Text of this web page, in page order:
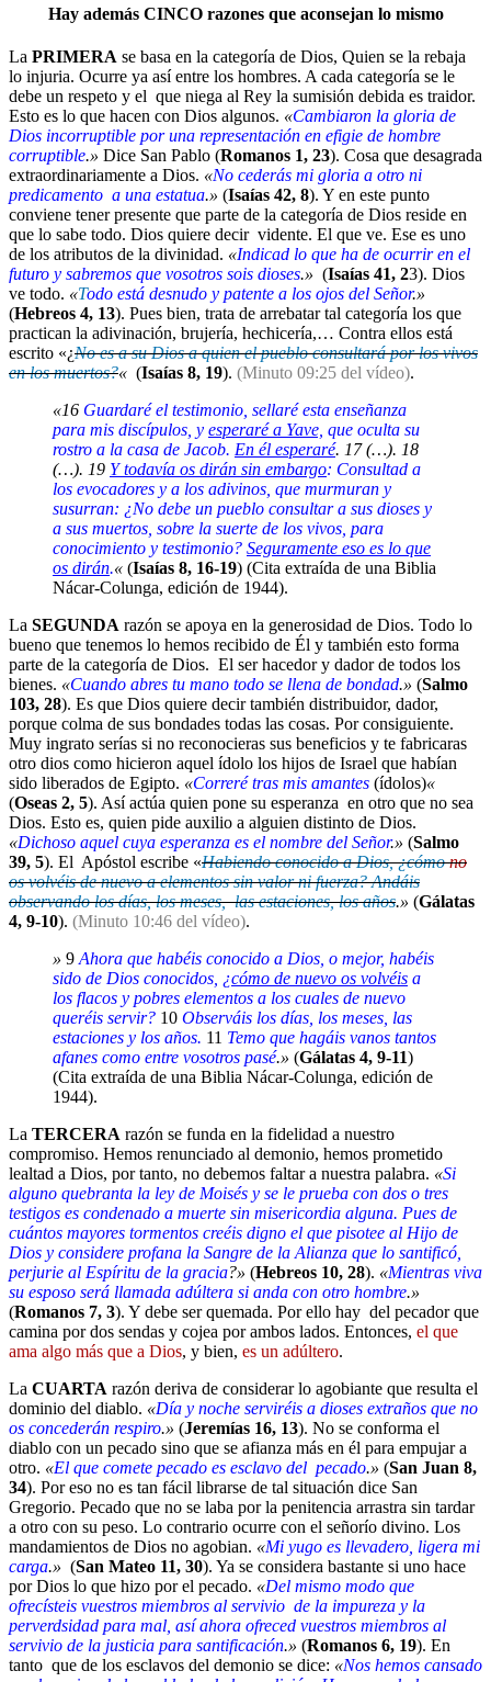
Hay además CINCO razones que aconsejan lo mismo
La PRIMERA se basa en la categoría de Dios, Quien se la rebaja
lo injuria. Ocurre ya así entre los hombres. A cada categoría se le
debe un respeto y el que niega al Rey la sumisión debida es traidor.
Esto es lo que hacen con Dios algunos. «Cambiaron la gloria de
Dios incorruptible por una representación en efigie de hombre
corruptible.» Dice San Pablo (Romanos 1, 23). Cosa que desagrada
extraordinariamente a Dios. «No cederás mi gloria a otro ni
predicamento a una estatua.» (Isaías 42, 8). Y en este punto
conviene tener presente que parte de la categoría de Dios reside en
que lo sabe todo. Dios quiere decir vidente. El que ve. Ese es uno
de los atributos de la divinidad. «Indicad lo que ha de ocurrir en el
futuro y sabremos que vosotros sois dioses.» (Isaías 41, 23). Dios
ve todo. «Todo está desnudo y patente a los ojos del Señor.»
(Hebreos 4, 13). Pues bien, trata de arrebatar tal categoría los que
practican la adivinación, brujería, hechicería,… Contra ellos está
escrito «¿No es a su Dios a quien el pueblo consultará por los vivos
en los muertos?« (Isaías 8, 19). (Minuto 09:25 del vídeo).
«16 Guardaré el testimonio, sellaré esta enseñanza
para mis discípulos, y esperaré a Yave, que oculta su
rostro a la casa de Jacob. En él esperaré. 17 (…). 18
(…). 19 Y todavía os dirán sin embargo: Consultad a
los evocadores y a los adivinos, que murmuran y
susurran: ¿No debe un pueblo consultar a sus dioses y
a sus muertos, sobre la suerte de los vivos, para
conocimiento y testimonio? Seguramente eso es lo que
os dirán.« (Isaías 8, 16-19) (Cita extraída de una Biblia
Nácar-Colunga, edición de 1944).
La SEGUNDA razón se apoya en la generosidad de Dios. Todo lo
bueno que tenemos lo hemos recibido de Él y también esto forma
parte de la categoría de Dios. El ser hacedor y dador de todos los
bienes. «Cuando abres tu mano todo se llena de bondad.» (Salmo
103, 28). Es que Dios quiere decir también distribuidor, dador,
porque colma de sus bondades todas las cosas. Por consiguiente.
Muy ingrato serías si no reconocieras sus beneficios y te fabricaras
otro dios como hicieron aquel ídolo los hijos de Israel que habían
sido liberados de Egipto. «Correré tras mis amantes (ídolos)«
(Oseas 2, 5). Así actúa quien pone su esperanza en otro que no sea
Dios. Esto es, quien pide auxilio a alguien distinto de Dios.
«Dichoso aquel cuya esperanza es el nombre del Señor.» (Salmo
39, 5). El Apóstol escribe «Habiendo conocido a Dios, ¿cómono
os volvéis de nuevo a elementos sin valor ni fuerza? Andáis
observando los días, los meses, las estaciones, los años.» (Gálatas
4, 9-10). (Minuto 10:46 del vídeo).
» 9 Ahora que habéis conocido a Dios, o mejor, habéis
sido de Dios conocidos, ¿cómo de nuevo os volvéis a
los flacos y pobres elementos a los cuales de nuevo
queréis servir? 10 Observáis los días, los meses, las
estaciones y los años. 11 Temo que hagáis vanos tantos
afanes como entre vosotros pasé.» (Gálatas 4, 9-11)
(Cita extraída de una Biblia Nácar-Colunga, edición de
1944).
La TERCERA razón se funda en la fidelidad a nuestro
compromiso. Hemos renunciado al demonio, hemos prometido
lealtad a Dios, por tanto, no debemos faltar a nuestra palabra. «Si
alguno quebranta la ley de Moisés y se le prueba con dos o tres
testigos es condenado a muerte sin misericordia alguna. Pues de
cuántos mayores tormentos creéis digno el que pisotee al Hijo de
Dios y considere profana la Sangre de la Alianza que lo santificó,
perjurie al Espíritu de la gracia?» (Hebreos 10, 28). «Mientras viva
su esposo será llamada adúltera si anda con otro hombre.»
(Romanos 7, 3). Y debe ser quemada. Por ello hay del pecador que
camina por dos sendas y cojea por ambos lados. Entonces, el que
ama algo más que a Dios, y bien, es un adúltero.
La CUARTA razón deriva de considerar lo agobiante que resulta el
dominio del diablo. «Día y noche serviréis a dioses extraños que no
os concederán respiro.» (Jeremías 16, 13). No se conforma el
diablo con un pecado sino que se afianza más en él para empujar a
otro. «El que comete pecado es esclavo del pecado.» (San Juan 8,
34). Por eso no es tan fácil librarse de tal situación dice San
Gregorio. Pecado que no se laba por la penitencia arrastra sin tardar
a otro con su peso. Lo contrario ocurre con el señorío divino. Los
mandamientos de Dios no agobian. «Mi yugo es llevadero, ligera mi
carga.» (San Mateo 11, 30). Ya se considera bastante si uno hace
por Dios lo que hizo por el pecado. «Del mismo modo que
ofrecísteis vuestros miembros al servivio de la impureza y la
perverdsidad para mal, así ahora ofreced vuestros miembros al
servivio de la justicia para santificación.» (Romanos 6, 19). En
tanto que de los esclavos del demonio se dice: «Nos hemos cansado